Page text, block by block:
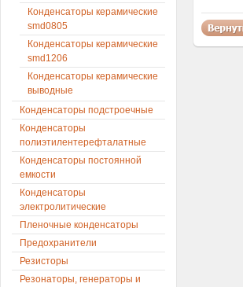
Конденсаторы керамические
smd0805
Конденсаторы керамические
smd1206
Конденсаторы керамические
выводные
Конденсаторы подстроечные
Конденсаторы
полиэтилентерефталатные
Конденсаторы постоянной
емкости
Конденсаторы
электролитические
Пленочные конденсаторы
Предохранители
Резисторы
Резонаторы, генераторы и